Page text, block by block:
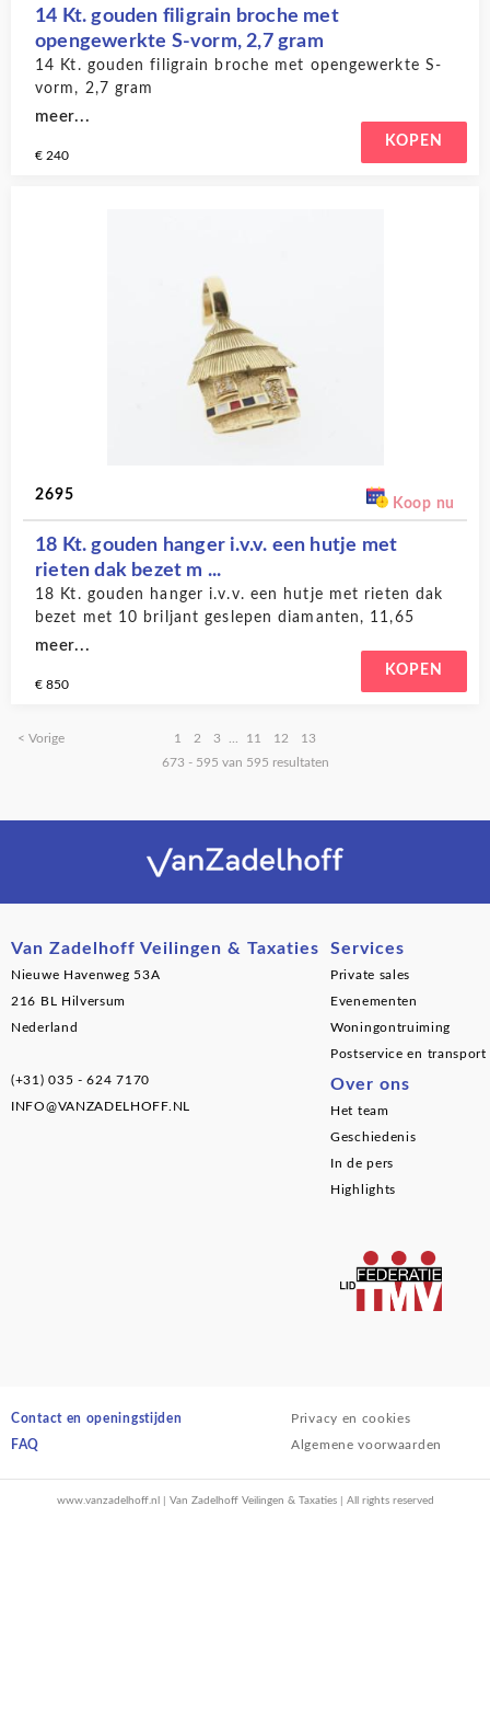
14 Kt. gouden filigrain broche met
opengewerkte S-vorm, 2,7 gram
14 Kt. gouden filigrain broche met opengewerkte S-
vorm, 2,7 gram
meer...
€ 240
KOPEN
2695
Koop nu
18 Kt. gouden hanger i.v.v. een hutje met
rieten dak bezet m ...
18 Kt. gouden hanger i.v.v. een hutje met rieten dak
bezet met 10 briljant geslepen diamanten, 11,65
gram
meer...
€ 850
KOPEN
< Vorige 1 2 3 11 12
13
673 - 595 van 595 resultaten
Van Zadelhoff Veilingen & Taxaties
Nieuwe Havenweg 53A
216 BL Hilversum
Nederland
(+31) 035 - 624 7170
INFO@VANZADELHOFF.NL
Services
Private sales
Evenementen
Woningontruiming
Postservice en transport
Over ons
Het team
Geschiedenis
In de pers
Highlights
Contact en openingstijden
FAQ
Privacy en cookies
Algemene voorwaarden
www.vanzadelhoff.nl | Van Zadelhoff Veilingen & Taxaties | All rights reserved